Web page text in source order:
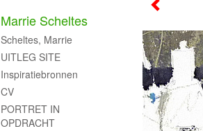
Marrie Scheltes
Scheltes, Marrie
UITLEG SITE
Inspiratiebronnen
CV
PORTRET IN
OPDRACHT